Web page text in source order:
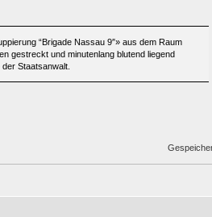
“Brigade Nassau 9″» aus dem Raum
gestreckt und minutenlang blutend liegend
Staatsanwalt.